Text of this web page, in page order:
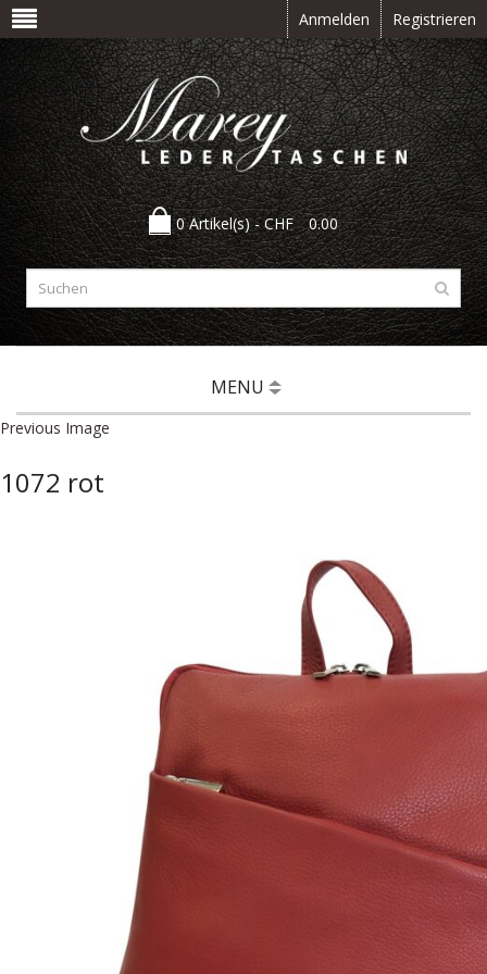
Anmelden Registrieren
0 Artikel(s) -CHF 0.00
MENU
Previous Image
1072 rot